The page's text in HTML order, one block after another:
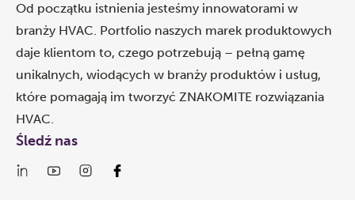
Od początku istnienia jesteśmy innowatorami w
branży HVAC. Portfolio naszych marek produktowych
daje klientom to, czego potrzebują – pełną gamę
unikalnych, wiodących w branży produktów i usług,
które pomagają im tworzyć ZNAKOMITE rozwiązania
HVAC.
Śledź nas